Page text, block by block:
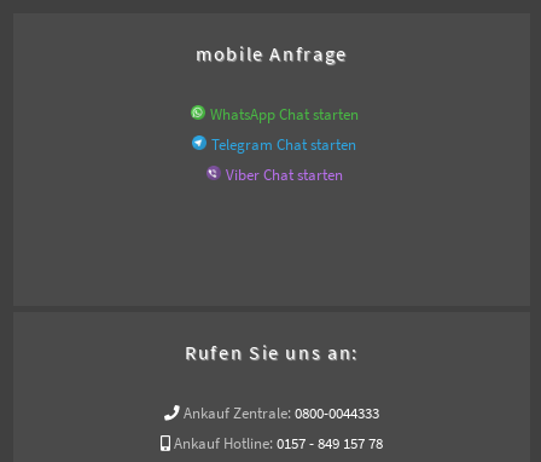
mobile Anfrage
WhatsApp Chat starten
Telegram Chat starten
Viber Chat starten
Rufen Sie uns an:
Ankauf Zentrale: 0800-0044333
Ankauf Hotline: 0157 - 849 157 78